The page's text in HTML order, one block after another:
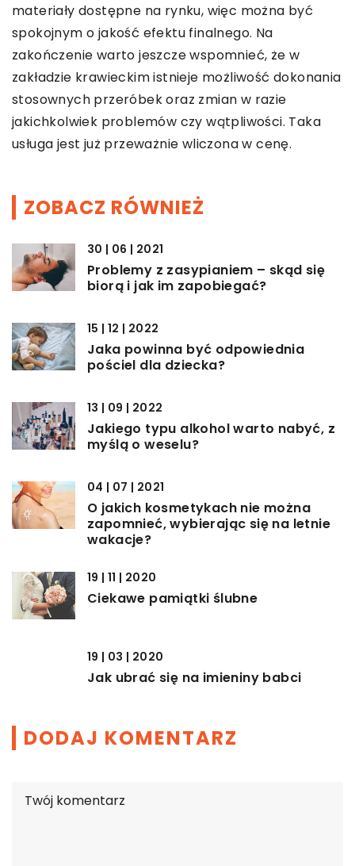
materiały dostępne na rynku, więc można być
spokojnym o jakość efektu finalnego. Na
zakończenie warto jeszcze wspomnieć, że w
zakładzie krawieckim istnieje możliwość dokonania
stosownych przeróbek oraz zmian w razie
jakichkolwiek problemów czy wątpliwości. Taka
usługa jest już przeważnie wliczona w cenę.
ZOBACZ RÓWNIEŻ
30 | 06 | 2021
Problemy z zasypianiem – skąd się
biorą i jak im zapobiegać?
15 | 12 | 2022
Jaka powinna być odpowiednia
pościel dla dziecka?
13 | 09 | 2022
Jakiego typu alkohol warto nabyć, z
myślą o weselu?
04 | 07 | 2021
O jakich kosmetykach nie można
zapomnieć, wybierając się na letnie
wakacje?
19 | 11 | 2020
Ciekawe pamiątki ślubne
19 | 03 | 2020
Jak ubrać się na imieniny babci
DODAJ KOMENTARZ